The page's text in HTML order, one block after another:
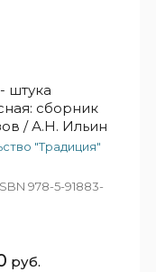
штука
сборник
/ А.Н. Ильин
"Традиция"
978-5-91883-
руб.